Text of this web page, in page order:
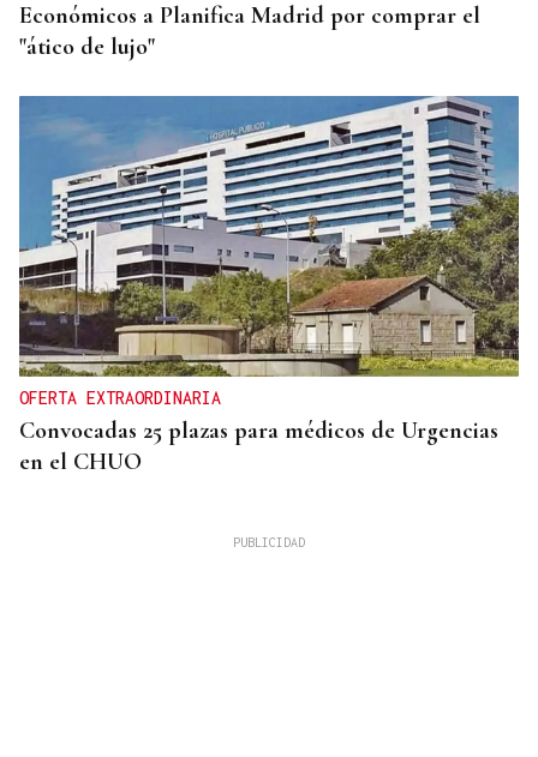
Económicos a Planifica Madrid por comprar el
"ático de lujo"
OFERTA EXTRAORDINARIA
Convocadas 25 plazas para médicos de Urgencias
en el CHUO